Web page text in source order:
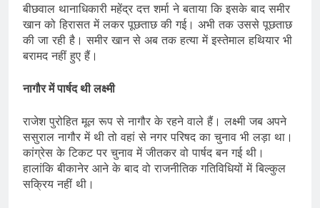
बीछवाल थानाधिकारी महेंद्र दत्त शर्मा ने बताया कि इसके बाद समीर
खान को हिरासत में लकर पूछताछ की गई। अभी तक उससे पूछताछ
की जा रही है। समीर खान से अब तक हत्या में इस्तेमाल हथियार भी
बरामद नहीं हुए हैं।
नागौर में पार्षद थी लक्ष्मी
राजेश पुरोहित मूल रूप से नागौर के रहने वाले हैं। लक्ष्मी जब अपने
ससुराल नागौर में थी तो वहां से नगर परिषद का चुनाव भी लड़ा था।
कांग्रेस के टिकट पर चुनाव में जीतकर वो पार्षद बन गई थी।
हालांकि बीकानेर आने के बाद वो राजनीतिक गतिविधियों में बिल्कुल
सक्रिय नहीं थी।